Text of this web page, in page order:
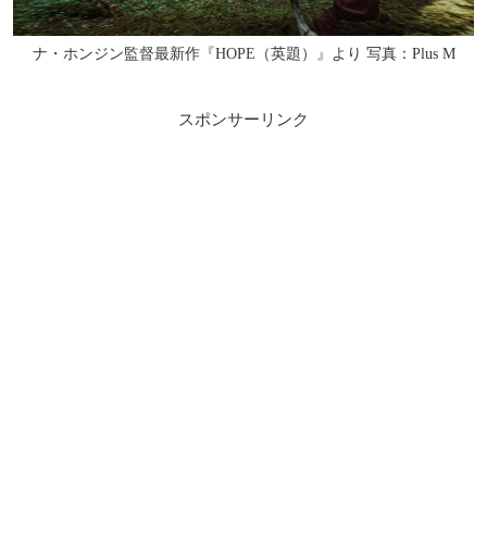
ナ・ホンジン監督最新作『HOPE（英題）』より 写真：Plus M
スポンサーリンク